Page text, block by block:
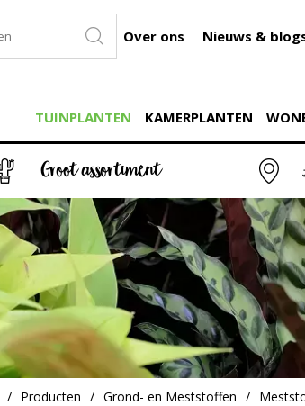
Groot assortiment
Producten Grond- en Meststoffen
Over ons Nieuws &
TUINPLANTEN KAMERPLANTEN